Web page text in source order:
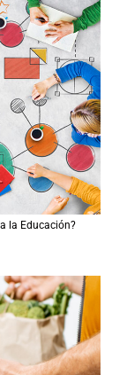
la Educación?